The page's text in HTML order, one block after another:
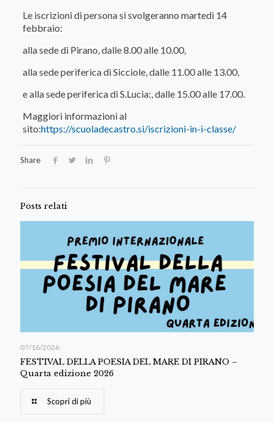
Le iscrizioni di persona si svolgeranno martedì 14
febbraio:
alla sede di Pirano, dalle 8.00 alle 10.00,
alla sede periferica di Sicciole, dalle 11.00 alle 13.00,
e alla sede periferica di S.Lucia:, dalle 15.00 alle 17.00.
Maggiori informazioni al
sito:https://scuoladecastro.si/iscrizioni-in-i-classe/
Share
Posts relati
07/16/2026
FESTIVAL DELLA POESIA DEL MARE DI PIRANO –
Quarta edizione 2026
Scopri di più